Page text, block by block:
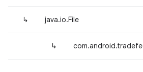
↳ java.io.File
↳